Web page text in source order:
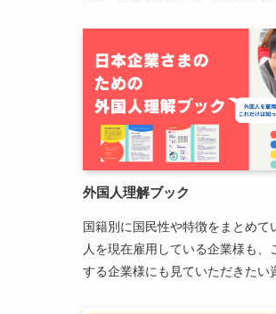
外国人理解ブック
国籍別に国民性や特徴をまとめて
人を現在雇用している企業様も、
する企業様にも見ていただきたい